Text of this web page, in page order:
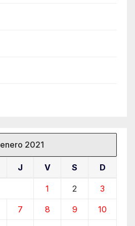
enero 2021
J V S D
1 2 3
7 8 9 10